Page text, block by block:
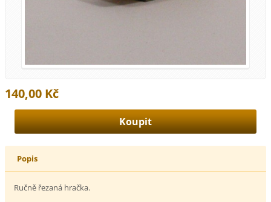
140,00 Kč
Popis
Ručně řezaná hračka.